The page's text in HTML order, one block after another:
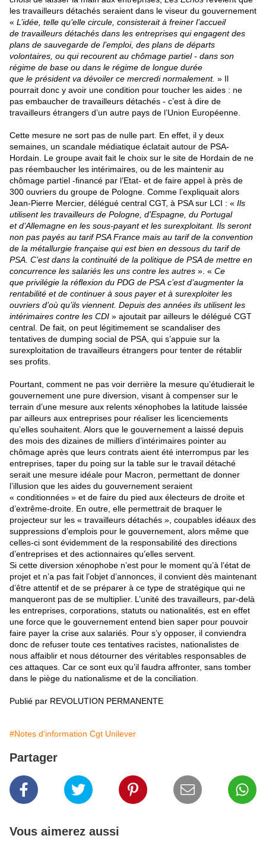
les travailleurs détachés seraient dans le viseur du gouvernement
« L’idée, telle qu’elle circule, consisterait à freiner l’accueil
de travailleurs détachés dans les entreprises qui engagent des
plans de sauvegarde de l’emploi, des plans de départs
volontaires, ou qui recourent au chômage partiel - dans son
régime de base ou dans le régime de longue durée
que le président va dévoiler ce mercredi normalement. » Il
pourrait donc y avoir une condition pour toucher les aides : ne
pas embaucher de travailleurs détachés - c’est à dire de
travailleurs étrangers d’un autre pays de l’Union Européenne.
Cette mesure ne sort pas de nulle part. En effet, il y deux
semaines, un scandale médiatique éclatait autour de PSA-
Hordain. Le groupe avait fait le choix sur le site de Hordain de ne
pas réembaucher les intérimaires, ou de les maintenir au
chômage partiel -financé par l’Etat- et de faire appel à près de
300 ouvriers du groupe de Pologne. Comme l’expliquait alors
Jean-Pierre Mercier, délégué central CGT, à PSA sur LCI : « Ils
utilisent les travailleurs de Pologne, d’Espagne, du Portugal
et d’Allemagne en les sous-payant et les surexploitant. Ils seront
non pas payés au tarif PSA France mais au tarif de la convention
de la métallurgie française qui est bien en dessous du tarif de
PSA. C’est dans la continuité de la politique de PSA de mettre en
concurrence les salariés les uns contre les autres ». « Ce
que privilégie la réflexion du PDG de PSA c’est d’augmenter la
rentabilité et de continuer à sous payer et à surexploiter les
ouvriers d’où qu’ils viennent. Depuis des années ils utilisent les
intérimaires contre les CDI » ajoutait par ailleurs le délégué CGT
central. De fait, on peut légitimement se scandaliser des
tentatives de dumping social de PSA, qui s’appuie sur la
surexploitation de travailleurs étrangers pour tenter de rétablir
ses profits.
Pourtant, comment ne pas voir derrière la mesure qu’étudierait le
gouvernement une pure diversion, visant à compenser sur le
terrain d’une mesure aux relents xénophobes la latitude laissée
par ailleurs aux entreprises pour réaliser les licenciements
qu’elles souhaitent. Alors que le gouvernement a laissé depuis
des mois des dizaines de milliers d’intérimaires pointer au
chômage après que leurs contrats aient été interrompus par les
entreprises, taper du poing sur la table sur le travail détaché
serait une mesure idéale pour Macron, permettant de donner
l’illusion que les aides du gouvernement seraient
« conditionnées » et de faire du pied aux électeurs de droite et
d’extrême-droite. En outre, elle permettrait de braquer le
projecteur sur les « travailleurs détachés », coupables idéaux des
suppressions d’emplois pour le gouvernement, alors même que
celles-ci sont évidemment de la responsabilité des directions
d’entreprises et des actionnaires qu’elles servent.
Si cette diversion xénophobe n’est pour le moment qu’à l’état de
projet et n’a pas fait l’objet d’annonces, il convient dès maintenant
d’être attentif et de se préparer à ce type de stratégique qui ne
manqueront pas de se multiplier. L’unité des travailleurs, par-delà
les entreprises, corporations, statuts ou nationalités, est en effet
une force que le gouvernement entend bien saper pour pouvoir
faire payer la crise aux salariés. Pour s’y opposer, il conviendra
donc de refuser toute ces tentatives racistes, nationalistes de
nous affaiblir et nous détourner des véritables responsables de
ces attaques. Car ce sont eux qu’il faudra affronter, sans tomber
dans le piège du nationalisme et de la conciliation.
Publié par REVOLUTION PERMANENTE
#Notes d'information Cgt Unilever
Partager
Vous aimerez aussi